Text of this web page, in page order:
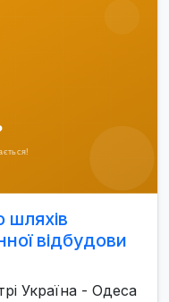
відбудови
Україна - Одеса